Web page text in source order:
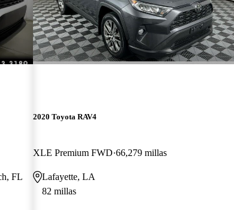
FL
2020 Toyota RAV4
XLE Premium FWD 66,279 millas
Lafayette, LA
82 millas